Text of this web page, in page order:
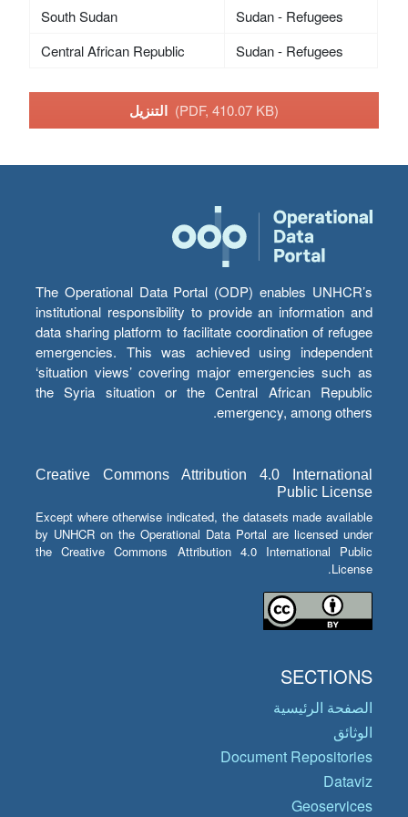
South Sudan
Sudan - Refugees
Central African Republic
Sudan - Refugees
(PDF, 410.07 KB)
The Operational Data Portal (ODP) enables UNHCR’s
institutional responsibility to provide an information and
data sharing platform to facilitate coordination of refugee
emergencies. This was achieved using independent
‘situation views’ covering major emergencies such as
the Syria situation or the Central African Republic
emergency, among others.
Creative Commons Attribution 4.0 International
Public License
Except where otherwise indicated, the datasets made available
by UNHCR on the Operational Data Portal are licensed under
the Creative Commons Attribution 4.0 International Public
License.
SECTIONS
الصفحة الرئيسية
الوثائق
Document Repositories
Dataviz
Geoservices